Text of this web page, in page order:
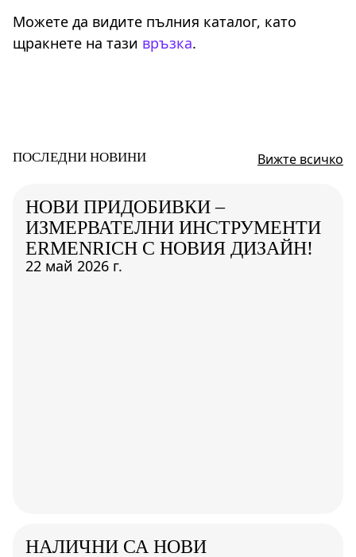
Можете да видите пълния каталог, като
щракнете на тази връзка.
ПОСЛЕДНИ НОВИНИ Вижте всичко